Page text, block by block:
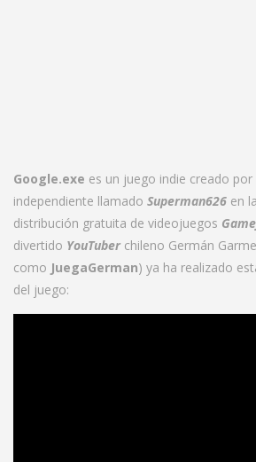
Google.exe es un juego indie creado
independiente llamado Superman626 en
distribución gratuita de videojuegos
divertido YouTuberchileno Germán
como JuegaGerman) ya ha realizado
del juego: